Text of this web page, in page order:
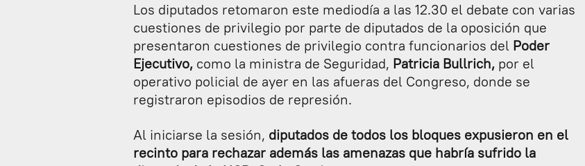
Los diputados retomaron este mediodía a las 12.30 el debate con varias
cuestiones de privilegio por parte de diputados de la oposición que
presentaron cuestiones de privilegio contra funcionarios del Poder
Ejecutivo, como la ministra de Seguridad, Patricia Bullrich, por el
operativo policial de ayer en las afueras del Congreso, donde se
registraron episodios de represión.
Al iniciarse la sesión, diputados de todos los bloques expusieron en el
recinto para rechazar además las amenazas que habría sufrido la